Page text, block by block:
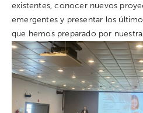
existentes, conocer nuevos
emergentes y presentar los
que hemos preparado por